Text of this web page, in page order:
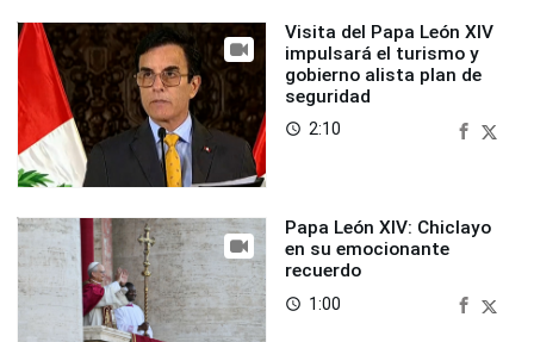
Visita del Papa León XIV
impulsará el turismo y
gobierno alista plan de
seguridad
access_time 2:10
Papa León XIV: Chiclayo
en su emocionante
recuerdo
access_time 1:00